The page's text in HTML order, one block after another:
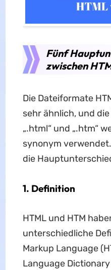
Fünf
zwischen
Die Dateiformate
sehr ähnlich, und
„.html“ und „.htm“
synonym
die
1. Definition
HTML und HTM
unterschiedliche
Markup Language
Language Dictionary